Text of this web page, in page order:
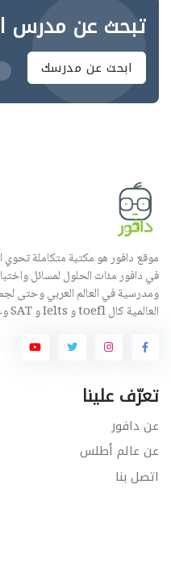
تبحث عن مدرس
ابحث عن مدرسك
موقع دافور هو مكتبة متكاملة تحوي
في دافور مئات الحلول لمسائل
ومدرسية في العالم العربي وحتى
العالمية كال toefl و Ielts و SAT وغيرها الكثير.
تعرّف علينا
عن دافور
عن عالم أطلس
اتصل بنا